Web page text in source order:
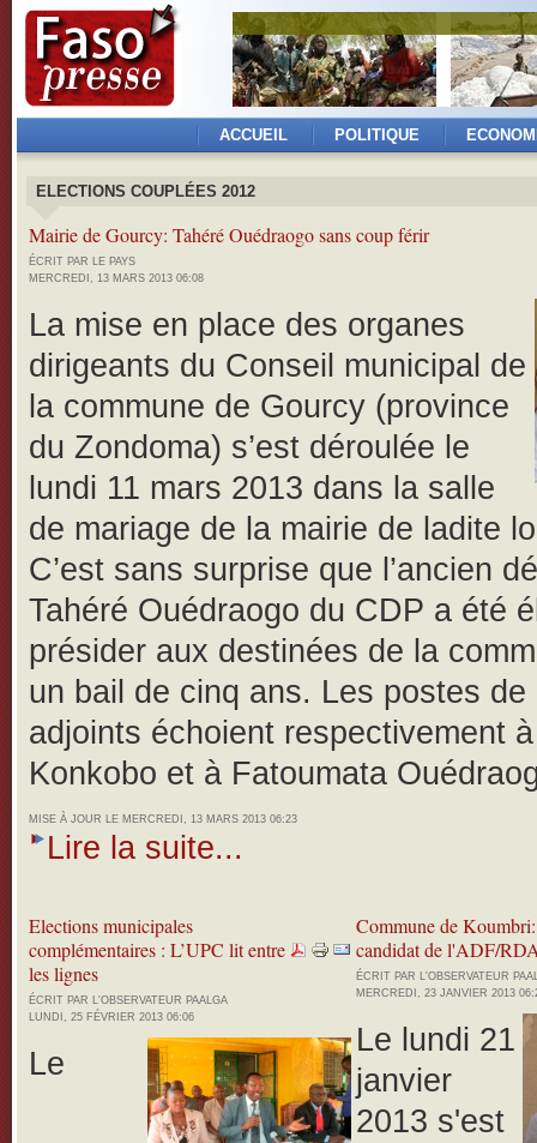
ACCUEIL POLITIQUE
ELECTIONS COUPLÉES 2012
Mairie de Gourcy: Tahéré Ouédraogo sans coup férir
ÉCRIT PAR LE PAYS
MERCREDI, 13 MARS 2013 06:08
La mise en place des organes
dirigeants du Conseil municipal de
la commune de Gourcy (province
du Zondoma) s’est déroulée le
lundi 11 mars 2013 dans la salle
de mariage de la mairie de ladite
C’est sans surprise que l’ancien
Tahéré Ouédraogo du CDP a été
présider aux destinées de la
un bail de cinq ans. Les postes de
adjoints échoient respectivement
Konkobo et à Fatoumata
MISE À JOUR LE MERCREDI, 13 MARS 2013 06:23
Lire la suite...
Elections municipales
complémentaires : L’UPC lit entre
les lignes
ÉCRIT PAR L'OBSERVATEUR PAALGA
LUNDI, 25 FÉVRIER 2013 06:06
Le
Commune de
candidat de l'ADF/
ÉCRIT PAR L'OBSERVATEUR
MERCREDI, 23 JANVIER 2013
Le lundi 21
janvier
2013 s'est